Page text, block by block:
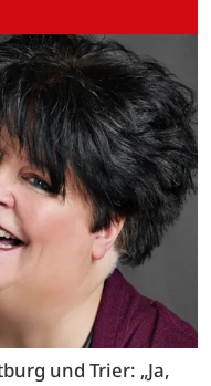
und Trier: „Ja,